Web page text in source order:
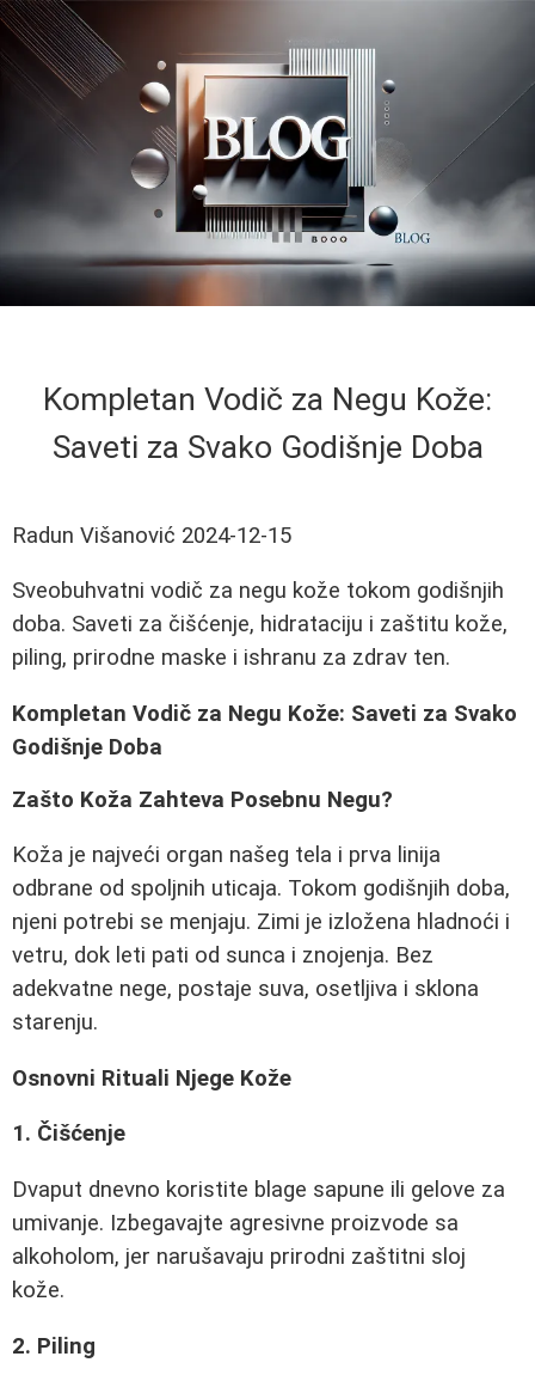
Kompletan Vodič za Negu Kože:
Saveti za Svako Godišnje Doba
Radun Višanović 2024-12-15
Sveobuhvatni vodič za negu kože tokom godišnjih
doba. Saveti za čišćenje, hidrataciju i zaštitu kože,
piling, prirodne maske i ishranu za zdrav ten.
Kompletan Vodič za Negu Kože: Saveti za Svako
Godišnje Doba
Zašto Koža Zahteva Posebnu Negu?
Koža je najveći organ našeg tela i prva linija
odbrane od spoljnih uticaja. Tokom godišnjih doba,
njeni potrebi se menjaju. Zimi je izložena hladnoći i
vetru, dok leti pati od sunca i znojenja. Bez
adekvatne nege, postaje suva, osetljiva i sklona
starenju.
Osnovni Rituali Njege Kože
1. Čišćenje
Dvaput dnevno koristite blage sapune ili gelove za
umivanje. Izbegavajte agresivne proizvode sa
alkoholom, jer narušavaju prirodni zaštitni sloj
kože.
2. Piling